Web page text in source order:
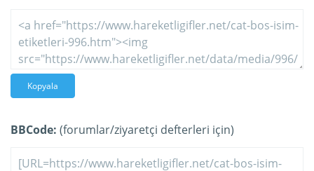
Kopyala
BBCode: (forumlar/ziyaretçi defterleri için)